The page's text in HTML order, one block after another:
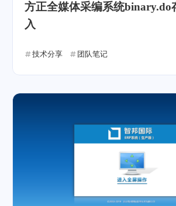
方正全媒体采编系统binary.do
入
技术分享 团队笔记